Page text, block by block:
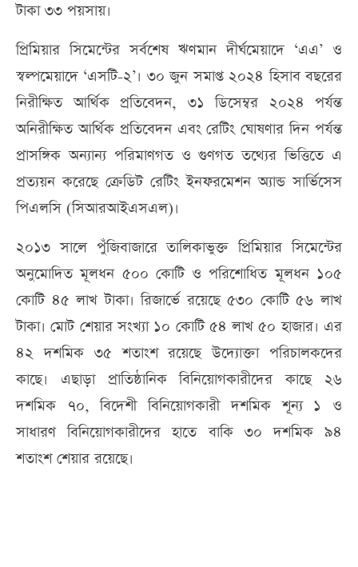
টাকা ৩৩ পয়সায়।
প্রিমিয়ার সিমেন্টের সর্বশেষ ঋণমান দীর্ঘমেয়াদে ‘এএ’ ও
স্বল্পমেয়াদে ‘‌এসটি-২’। ৩০ জুন সমাপ্ত ২০২৪ হিসাব বছরের
নিরীক্ষিত আর্থিক প্রতিবেদন, ৩১ ডিসেম্বর ২০২৪ পর্যন্ত
অনিরীক্ষিত আর্থিক প্রতিবেদন এবং রেটিং ঘোষণার দিন পর্যন্ত
প্রাসঙ্গিক অন্যান্য পরিমাণগত ও গুণগত তথ্যের ভিত্তিতে এ
প্রত্যয়ন করেছে ক্রেডিট রেটিং ইনফরমেশন অ্যান্ড সার্ভিসেস
পিএলসি (সিআরআইএসএল)।
২০১৩ সালে পুঁজিবাজারে তালিকাভুক্ত প্রিমিয়ার সিমেন্টের
অনুমোদিত মূলধন ৫০০ কোটি ও পরিশোধিত মূলধন ১০৫
কোটি ৪৫ লাখ টাকা। রিজার্ভে রয়েছে ৫৩০ কোটি ৫৬ লাখ
টাকা। মোট শেয়ার সংখ্যা ১০ কোটি ৫৪ লাখ ৫০ হাজার। এর
৪২ দশমিক ৩৫ শতাংশ রয়েছে উদ্যোক্তা পরিচালকদের
কাছে। এছাড়া প্রাতিষ্ঠানিক বিনিয়োগকারীদের কাছে ২৬
দশমিক ৭০, বিদেশী বিনিয়োগকারী দশমিক শূন্য ১ ও
সাধারণ বিনিয়োগকারীদের হাতে বাকি ৩০ দশমিক ৯৪
শতাংশ শেয়ার রয়েছে।